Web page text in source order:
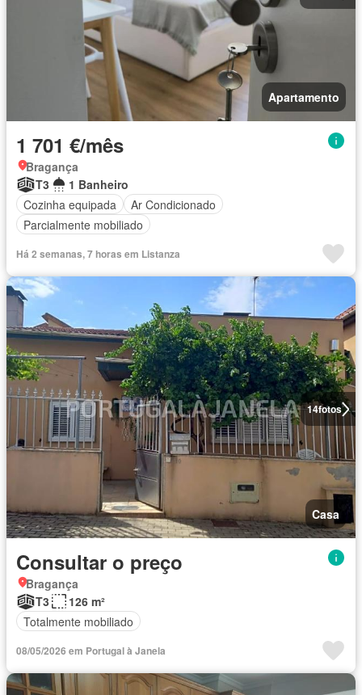
Apartamento
1 701 €/mês
Bragança
T3
1 Banheiro
Cozinha equipada
Ar Condicionado
Parcialmente mobiliado
Há 2 semanas, 7 horas em Listanza
14fotos
Casa
Consultar o preço
Bragança
T3
126 m²
Totalmente mobiliado
08/05/2026 em Portugal à Janela